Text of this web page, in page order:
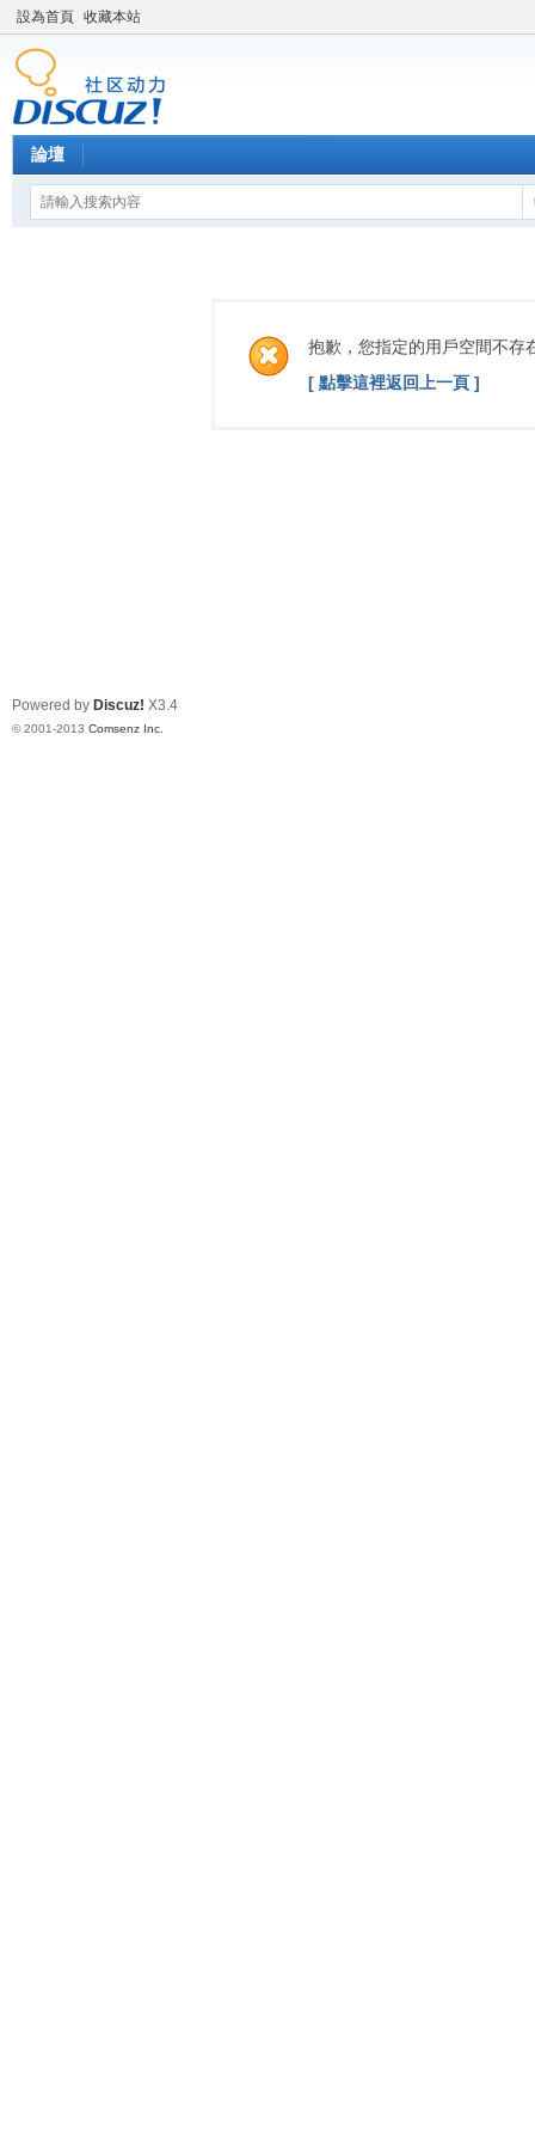
設為首頁 收藏本站
論壇
抱歉，您指定的用戶空間不存
[ 點擊這裡返回上一頁 ]
Powered by Discuz! X3.4
© 2001-2013 Comsenz Inc.